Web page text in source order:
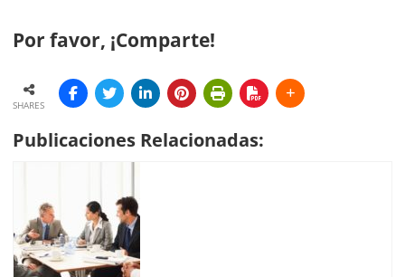
Por favor, ¡Comparte!
SHARES
Publicaciones Relacionadas: